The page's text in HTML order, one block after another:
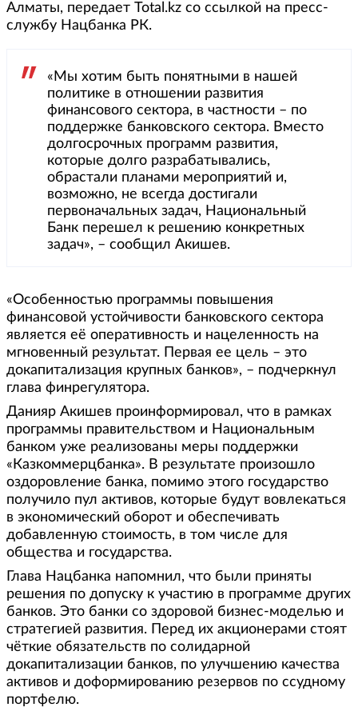
Алматы, передает Total.kz со ссылкой на пресс-
службу Нацбанка РК.
«Мы хотим быть понятными в нашей
политике в отношении развития
финансового сектора, в частности – по
поддержке банковского сектора. Вместо
долгосрочных программ развития,
которые долго разрабатывались,
обрастали планами мероприятий и,
возможно, не всегда достигали
первоначальных задач, Национальный
Банк перешел к решению конкретных
задач», – сообщил Акишев.
«Особенностью программы повышения
финансовой устойчивости банковского сектора
является её оперативность и нацеленность на
мгновенный результат. Первая ее цель – это
докапитализация крупных банков», – подчеркнул
глава финрегулятора.
Данияр Акишев проинформировал, что в рамках
программы правительством и Национальным
банком уже реализованы меры поддержки
«Казкоммерцбанка». В результате произошло
оздоровление банка, помимо этого государство
получило пул активов, которые будут вовлекаться
в экономический оборот и обеспечивать
добавленную стоимость, в том числе для
общества и государства.
Глава Нацбанка напомнил, что были приняты
решения по допуску к участию в программе других
банков. Это банки со здоровой бизнес-моделью и
стратегией развития. Перед их акционерами стоят
чёткие обязательств по солидарной
докапитализации банков, по улучшению качества
активов и доформированию резервов по ссудному
портфелю.